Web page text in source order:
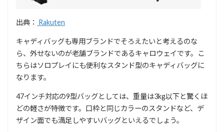
出典： Rakuten
キャディバッグも専用ブランドでそろえたいと考えるのな
ら、外せないのが老舗ブランドであるキャロウェイです。こ
ちらはソロプレイにも便利なスタンド型のキャディバッグに
なります。
47インチ対応の9型バッグとしては、重量は3kg以下と驚くほ
どの軽さが特徴です。口枠と同じカラーのスタンドなど、デ
ザイン面でも満足しやすいバッグといえるでしょう。